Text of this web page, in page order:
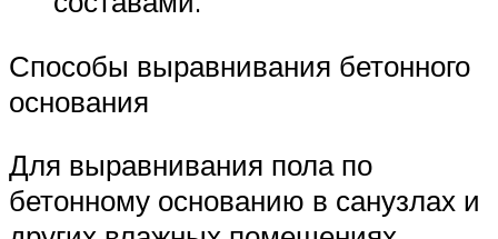
Способы выравнивания бетонного
основания
Для выравнивания пола по
бетонному основанию в санузлах и